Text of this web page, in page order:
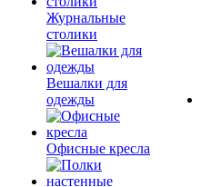
Журнальные
столики
Вешалки для
одежды
Офисные кресла